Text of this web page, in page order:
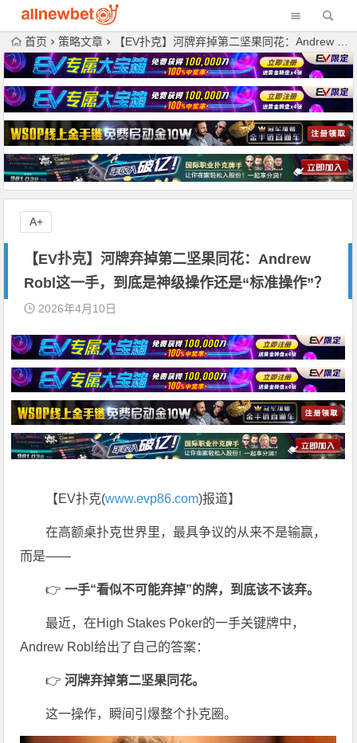
首页 策略文章 【EV扑克】河牌弃掉第二坚果同花：Andrew Robl这一手，到底是神级操作还是“标准操作”？
【EV扑克】河牌弃掉第二坚果同花：Andrew
Robl这一手，到底是神级操作还是“标准操作”？
2026年4月10日
【EV扑克(www.evp86.com)报道】
在高额桌扑克世界里，最具争议的从来不是输赢，
而是——
👉一手“看似不可能弃掉”的牌，到底该不该弃。
最近，在High Stakes Poker的一手关键牌中，
Andrew Robl给出了自己的答案：
👉河牌弃掉第二坚果同花。
这一操作，瞬间引爆整个扑克圈。
A+